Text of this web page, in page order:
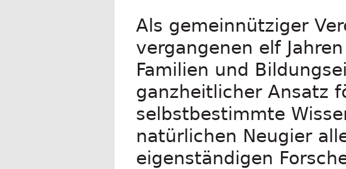
Als gemeinnütziger
vergangenen elf
Familien und
ganzheitlicher Ansatz
selbstbestimmte
natürlichen Neugier
eigenständigen